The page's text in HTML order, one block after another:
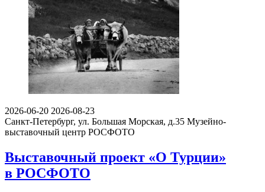
2026-06-20 2026-08-23
Санкт-Петербург, ул. Большая Морская, д.35 Музейно-
выставочный центр РОСФОТО
Выставочный проект «О Турции»
в РОСФОТО